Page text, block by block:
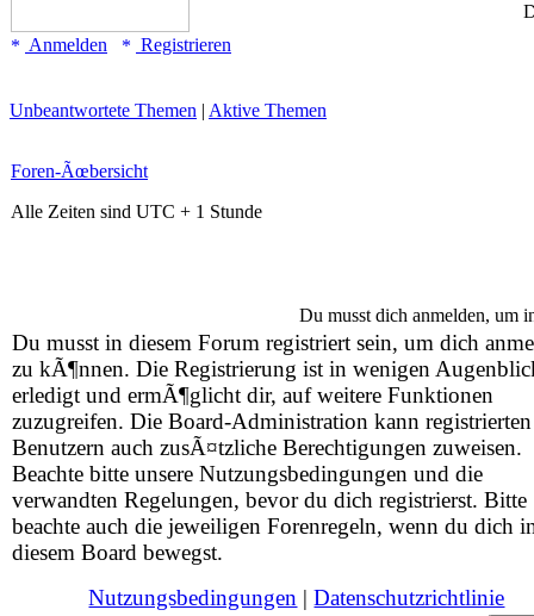
Anmelden
Registrieren
Unbeantwortete Themen | Aktive Themen
Foren-Ãœbersicht
Alle Zeiten sind UTC + 1 Stunde
Du musst dich anmelden, um
Du musst in diesem Forum registriert sein, um dich
zu kÃ¶nnen. Die Registrierung ist in wenigen
erledigt und ermÃ¶glicht dir, auf weitere Funktionen
zuzugreifen. Die Board-Administration kann registrierten
Benutzern auch zusÃ¤tzliche Berechtigungen zuweisen.
Beachte bitte unsere Nutzungsbedingungen und die
verwandten Regelungen, bevor du dich registrierst. Bitte
beachte auch die jeweiligen Forenregeln, wenn du dich
diesem Board bewegst.
Nutzungsbedingungen |Datenschutzrichtlinie